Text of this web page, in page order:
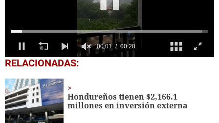
0
seconds
28
seconds
RELACIONADAS:
Hondureños tienen $2,166.1
millones en inversión externa